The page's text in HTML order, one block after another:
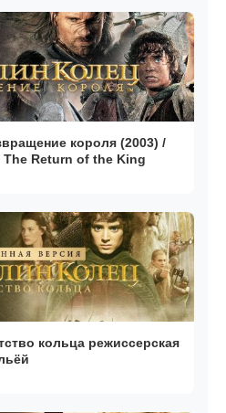
короля (2003) /
Return of the King
кольца режиссерская